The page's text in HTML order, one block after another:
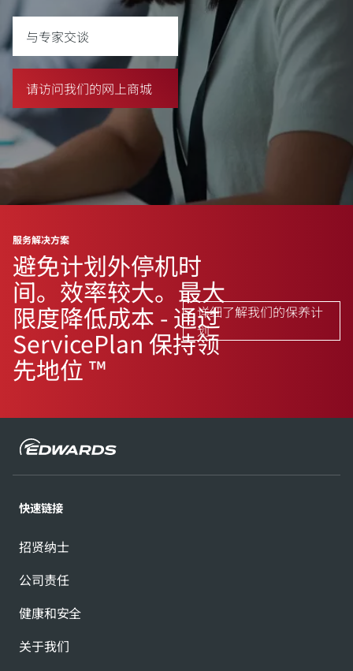
与专家交谈
请访问我们的网上商城
服务解决方案
避免计划外停机时
间。效率较大。最大
限度降低成本 - 通过
ServicePlan 保持领
先地位 ™
详细了解我们的保养计
划
快速链接
招贤纳士
公司责任
健康和安全
关于我们